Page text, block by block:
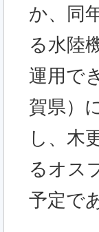
か、同
る水陸
運用で
賀県）
し、木
るオス
予定で